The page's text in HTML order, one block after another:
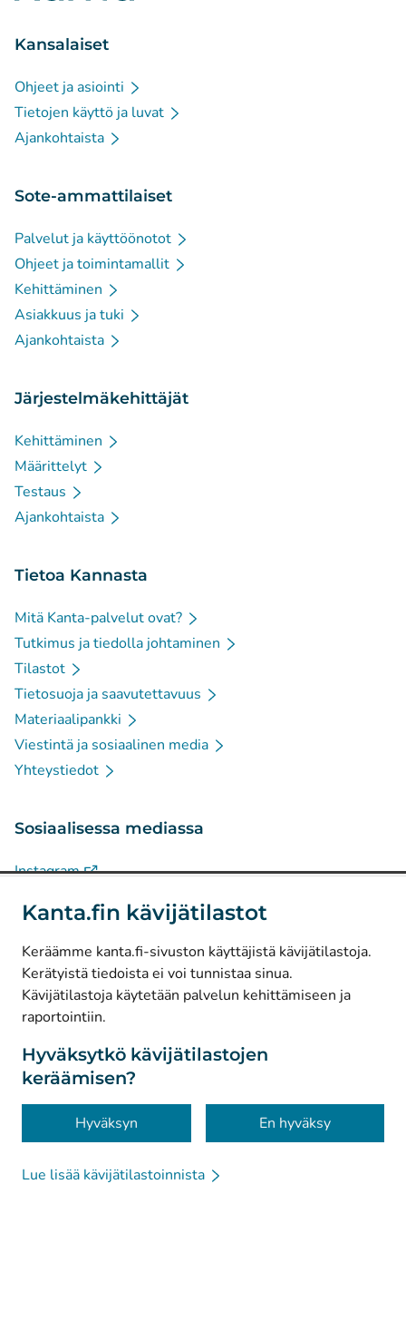
Kanta.fin kävijätilastot
Keräämme kanta.fi-sivuston käyttäjistä kävijätilastoja.
Kerätyistä tiedoista ei voi tunnistaa sinua.
Kävijätilastoja käytetään palvelun kehittämiseen ja
raportointiin.
Hyväksytkö kävijätilastojen
keräämisen?
Hyväksyn En hyväksy
Lue lisää kävijätilastoinnista
Kansalaiset
Ohjeet ja asiointi
Tietojen käyttö ja luvat
Ajankohtaista
Sote-ammattilaiset
Palvelut ja käyttöönotot
Ohjeet ja toimintamallit
Kehittäminen
Asiakkuus ja tuki
Ajankohtaista
Järjestelmäkehittäjät
Kehittäminen
Määrittelyt
Testaus
Ajankohtaista
Tietoa Kannasta
Mitä Kanta-palvelut ovat?
Tutkimus ja tiedolla johtaminen
Tilastot
Tietosuoja ja saavutettavuus
Materiaalipankki
Viestintä ja sosiaalinen media
Yhteystiedot
Sosiaalisessa mediassa
Instagram(Avautuu uuteen välilehteen)
Facebook(Avautuu uuteen välilehteen)
© Kanta-Palvelut, Kansaneläkelaitos
Tietosuoja
Tietoa sivustosta
Saavutettavuus
Evästeet